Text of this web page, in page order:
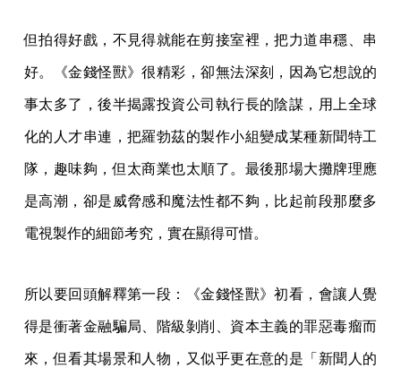
但拍得好戲，不見得就能在剪接室裡，把力道串穩、串
好。《金錢怪獸》很精彩，卻無法深刻，因為它想說的
事太多了，後半揭露投資公司執行長的陰謀，用上全球
化的人才串連，把羅勃茲的製作小組變成某種新聞特工
隊，趣味夠，但太商業也太順了。最後那場大攤牌理應
是高潮，卻是威脅感和魔法性都不夠，比起前段那麼多
電視製作的細節考究，實在顯得可惜。
所以要回頭解釋第一段：《金錢怪獸》初看，會讓人覺
得是衝著金融騙局、階級剝削、資本主義的罪惡毒瘤而
來，但看其場景和人物，又似乎更在意的是「新聞人的